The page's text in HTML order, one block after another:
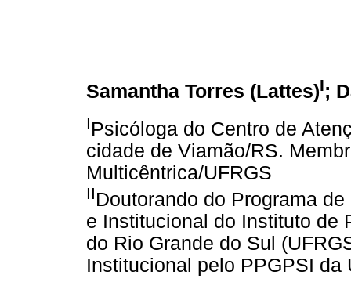
Samantha Torres (Lattes)I;
IPsicóloga do Centro de
cidade de Viamão/RS.
Multicêntrica/UFRGS
IIDoutorando do Programa
e Institucional do Instituto de
do Rio Grande do Sul
Institucional pelo PPGPSI da